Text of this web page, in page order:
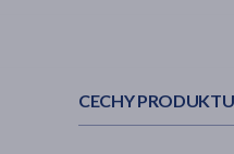
CECHY PRODUKTU